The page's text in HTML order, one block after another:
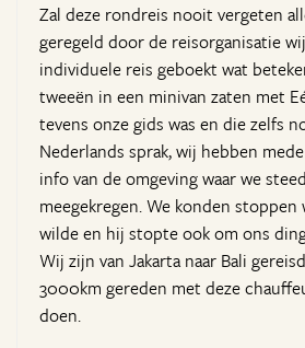
Zal deze rondreis nooit vergeten
geregeld door de reisorganisatie
individuele reis geboekt wat
tweeën in een minivan zaten met
tevens onze gids was en die zelfs
Nederlands sprak, wij hebben
info van de omgeving waar we
meegekregen. We konden stoppen
wilde en hij stopte ook om ons
Wij zijn van Jakarta naar Bali
3000km gereden met deze
doen.